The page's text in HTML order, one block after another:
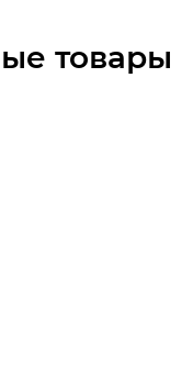
товары